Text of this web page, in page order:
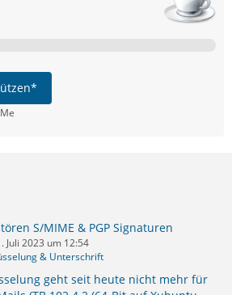
S/MIME & PGP Signaturen
Juli 2023 um 12:54
& Unterschrift
geht seit heute nicht mehr für